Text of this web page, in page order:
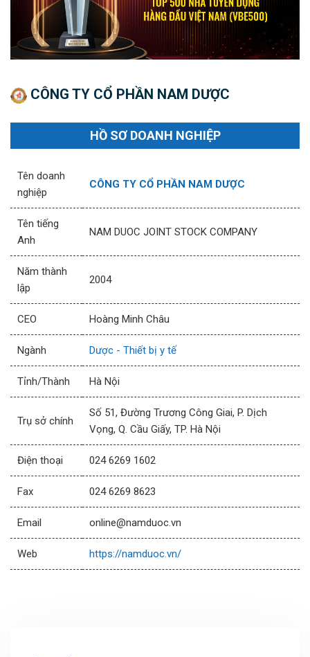
CÔNG TY CỔ PHẦN NAM DƯỢC
HỒ SƠ DOANH NGHIỆP
Tên doanh
nghiệp
CÔNG TY CỔ PHẦN NAM DƯỢC
Tên tiếng
Anh
NAM DUOC JOINT STOCK COMPANY
Năm thành
lập
2004
CEO Hoàng Minh Châu
Ngành Dược - Thiết bị y tế
Tỉnh/Thành Hà Nội
Trụ sở chính
Số 51, Đường Trương Công Giai, P. Dịch
Vọng, Q. Cầu Giấy, TP. Hà Nội
Điện thoại 024 6269 1602
Fax 024 6269 8623
Email online@namduoc.vn
Web https://namduoc.vn/